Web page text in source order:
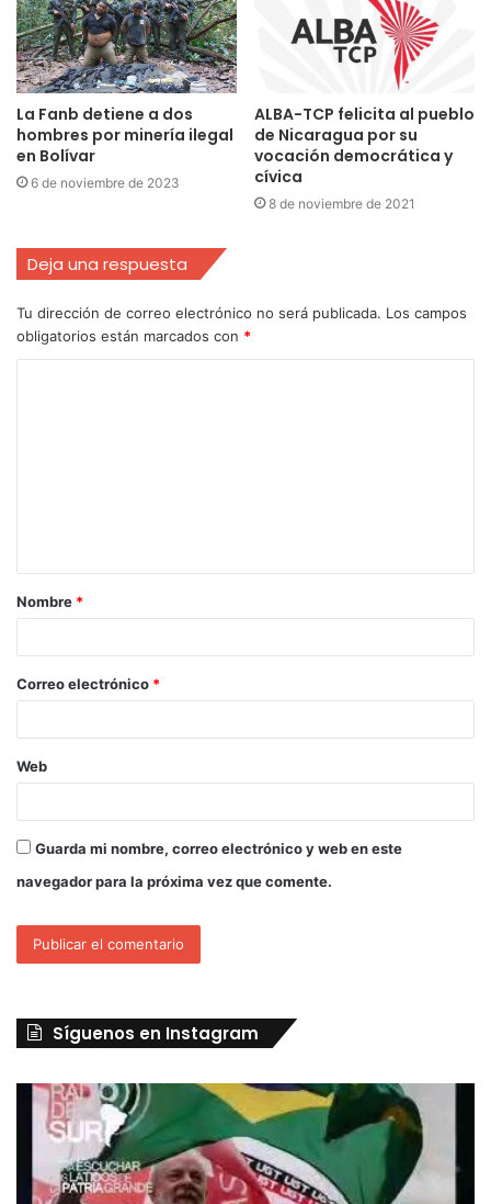
La Fanb detiene a dos
hombres por minería ilegal
en Bolívar
6 de noviembre de 2023
ALBA-TCP felicita al pueblo
de Nicaragua por su
vocación democrática y
cívica
8 de noviembre de 2021
Deja una respuesta
Tu dirección de correo electrónico no será publicada. Los campos
obligatorios están marcados con *
Nombre *
Correo electrónico *
Web
Guarda mi nombre, correo electrónico y web en este
navegador para la próxima vez que comente.
Síguenos en Instagram